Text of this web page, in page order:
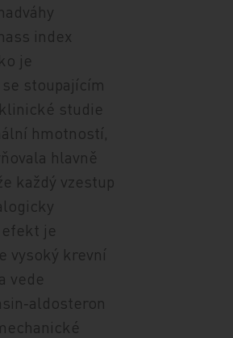
index
je
stoupajícím
studie
hmotností,
hlavně
každý vzestup
je
vysoký krevní
vede